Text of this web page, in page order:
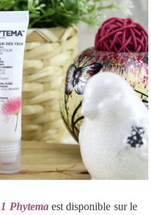
Phytema est disponible sur le